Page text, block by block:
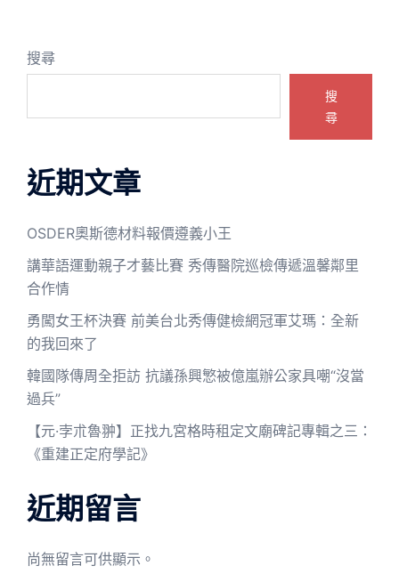
搜尋
搜
尋
近期文章
OSDER奧斯德材料報價遵義小王
講華語運動親子才藝比賽 秀傳醫院巡檢傳遞溫馨鄰里
合作情
勇闖女王杯決賽 前美台北秀傳健檢網冠軍艾瑪：全新
的我回來了
韓國隊傳周全拒訪 抗議孫興慜被億嵐辦公家具嘲“沒當
過兵”
【元·孛朮魯翀】正找九宮格時租定文廟碑記專輯之三：
《重建正定府學記》
近期留言
尚無留言可供顯示。